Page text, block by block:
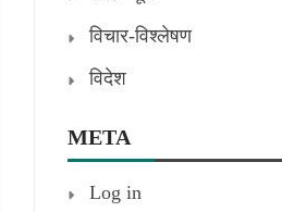
विचार-विश्लेषण
विदेश
META
Log in